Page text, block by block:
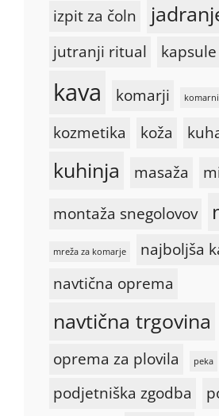
izpit za čoln
jutranji ritual
kava komarji
kozmetika koža
kuhinja masaža
montaža snegolovov
mreža za komarje
najboljša
navtična oprema
navtična trgovina
oprema za plovila
peka
podjetniška zgodba